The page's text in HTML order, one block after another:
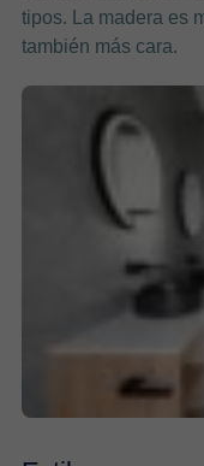
tipos. La madera es
también más cara.